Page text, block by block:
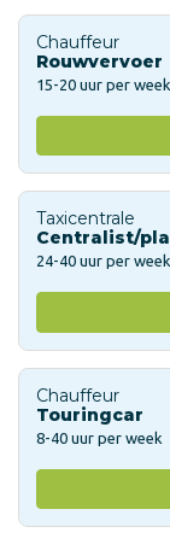
Chauffeur
Rouwvervoer
15-20 uur per week
Taxicentrale
Centralist/
24-40 uur per week
Chauffeur
Touringcar
8-40 uur per week